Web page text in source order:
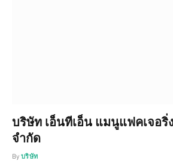
บริษัท เอ็นทีเอ็น แมนูแฟคเจอริ่
จำกัด
By บริษัท